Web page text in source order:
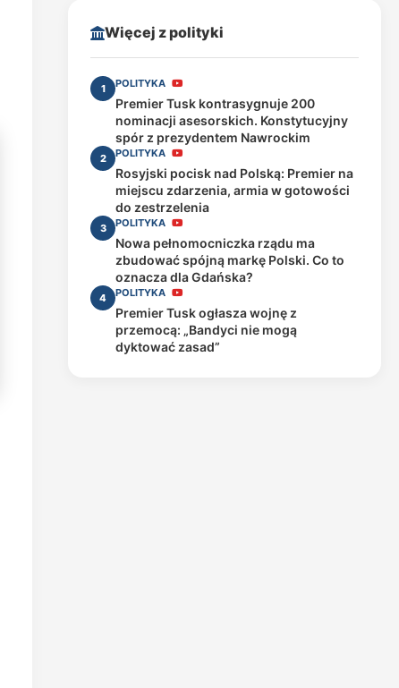
Więcej z polityki
1 POLITYKA
Premier Tusk kontrasygnuje 200
nominacji asesorskich. Konstytucyjny
spór z prezydentem Nawrockim
2 POLITYKA
Rosyjski pocisk nad Polską: Premier na
miejscu zdarzenia, armia w gotowości
do zestrzelenia
3 POLITYKA
Nowa pełnomocniczka rządu ma
zbudować spójną markę Polski. Co to
oznacza dla Gdańska?
4 POLITYKA
Premier Tusk ogłasza wojnę z
przemocą: „Bandyci nie mogą
dyktować zasad”